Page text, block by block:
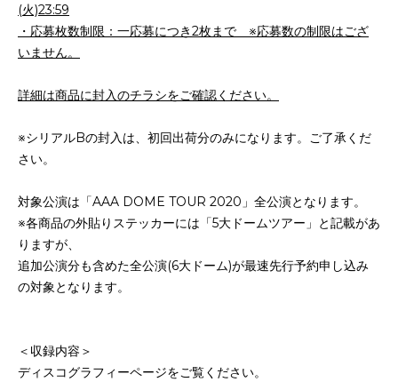
(火)23:59
・応募枚数制限：一応募につき2枚まで ※応募数の制限はござ
いません。
詳細は商品に封入のチラシをご確認ください。
※シリアルBの封入は、初回出荷分のみになります。ご了承くだ
さい。
対象公演は「AAA DOME TOUR 2020」全公演となります。
※各商品の外貼りステッカーには「5大ドームツアー」と記載があ
りますが、
追加公演分も含めた全公演(6大ドーム)が最速先行予約申し込み
の対象となります。
＜収録内容＞
ディスコグラフィーページをご覧ください。